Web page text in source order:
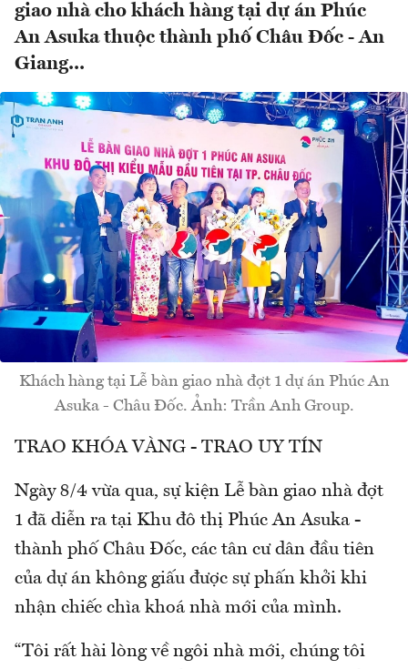
giao nhà cho khách hàng tại dự án Phúc
An Asuka thuộc thành phố Châu Đốc - An
Giang...
Khách hàng tại Lễ bàn giao nhà đợt 1 dự án Phúc An
Asuka - Châu Đốc. Ảnh: Trần Anh Group.
TRAO KHÓA VÀNG - TRAO UY TÍN
Ngày 8/4 vừa qua, sự kiện Lễ bàn giao nhà đợt
1 đã diễn ra tại Khu đô thị Phúc An Asuka -
thành phố Châu Đốc, các tân cư dân đầu tiên
của dự án không giấu được sự phấn khởi khi
nhận chiếc chìa khoá nhà mới của mình.
“Tôi rất hài lòng về ngôi nhà mới, chúng tôi